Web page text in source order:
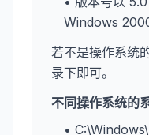
Windows
若不是操作系统
录下即可。
不同操作系统的
•